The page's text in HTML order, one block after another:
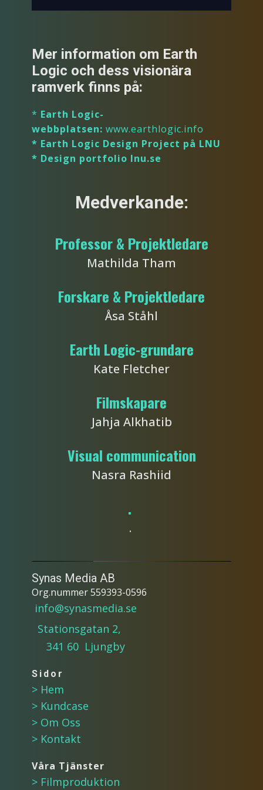
Mer information om Earth
Logic och dess visionära
ramverk finns på:
* Earth Logic-
webbplatsen: www.earthlogic.info
* Earth Logic Design Project på LNU
* Design portfolio lnu.se
Medverkande:
Professor & Projektledare
Mathilda Tham
Forskare & Projektledare
Åsa Ståhl
Earth Logic-grundare
Kate Fletcher
Filmskapare
Jahja Alkhatib
Visual communication
Nasra Rashiid
.
.
Synas Media AB
Org.nummer 559393-0596
info@synasmedia.se
Stationsgatan 2,
341 60 Ljungby
Sidor
> Hem
> Kundcase
> Om Oss
> Kontakt
Våra Tjänster
> Filmproduktion